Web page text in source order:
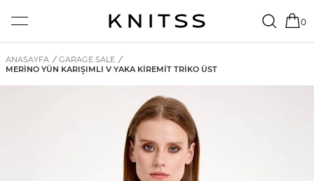
0
ANASAYFA / GARAGE SALE /
MERINO YÜN KARIŞIMLI V YAKA KIREMIT TRIKO ÜST